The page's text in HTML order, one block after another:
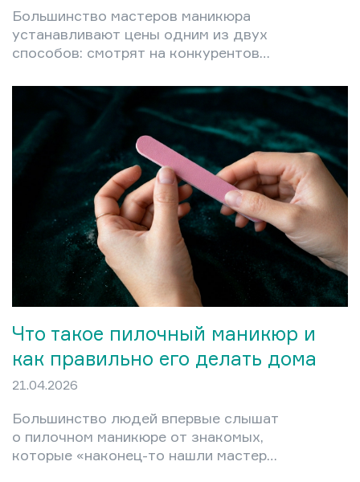
Большинство мастеров маникюра
устанавливают цены одним из двух
способов: смотрят на конкурентов
подхода приводят к одному
результату — либо постоянному
недозаработку, либо к потере
клиентов после внезапного
повышения цен, которое кажется
окружающим произвольным. Между
тем существует конкретная
математика, которая превращает
ценообразование из догадки в
управляемый процесс. В этой статье
разберём полную структуру
себестоимости маникюрной…
Что такое пилочный маникюр и
как правильно его делать дома
21.04.2026
Большинство людей впервые слышат
о пилочном маникюре от знакомых,
которые «наконец-то нашли мастера,